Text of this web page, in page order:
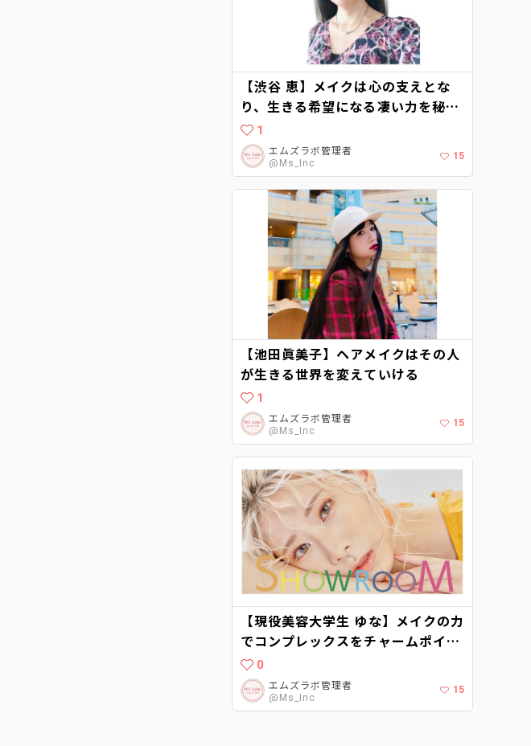
【渋谷 恵】メイクは心の支えとな
り、生きる希望になる凄い力を秘め
たものです
1
エムズラボ管理者
@Ms_Inc
15
【池田眞美子】ヘアメイクはその人
が生きる世界を変えていける
1
エムズラボ管理者
@Ms_Inc
15
【現役美容大学生 ゆな】メイクの力
でコンプレックスをチャームポイン
トにする
0
エムズラボ管理者
@Ms_Inc
15